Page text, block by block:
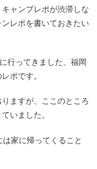
ャンプレポが渋滞しな
レポを書いておきたい
行ってきました、福岡
ポです。
ますが、ここのところ
いました。
家に帰ってくること